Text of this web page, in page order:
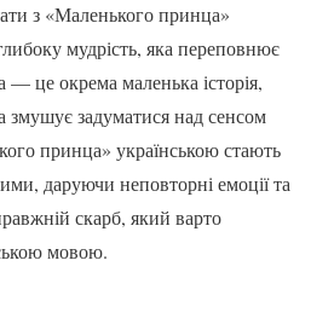
з «Маленького принца»
мудрість, яка переповнює
це окрема маленька історія,
змушує задуматися над сенсом
принца» українською стають
даруючи неповторні емоції та
скарб, який варто
мовою.